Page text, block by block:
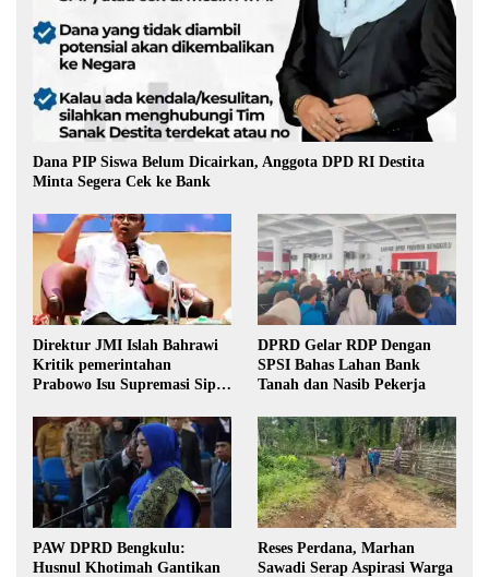
Dana PIP Siswa Belum Dicairkan, Anggota DPD RI Destita
Minta Segera Cek ke Bank
Direktur JMI Islah Bahrawi
Kritik pemerintahan
Prabowo Isu Supremasi Sipil,
Pilkada oleh DPRD
DPRD Gelar RDP Dengan
SPSI Bahas Lahan Bank
Tanah dan Nasib Pekerja
PAW DPRD Bengkulu:
Husnul Khotimah Gantikan
Reses Perdana, Marhan
Sawadi Serap Aspirasi Warga